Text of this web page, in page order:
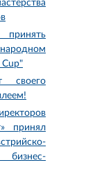
принять
Cup"
своего
принял
бизнес-